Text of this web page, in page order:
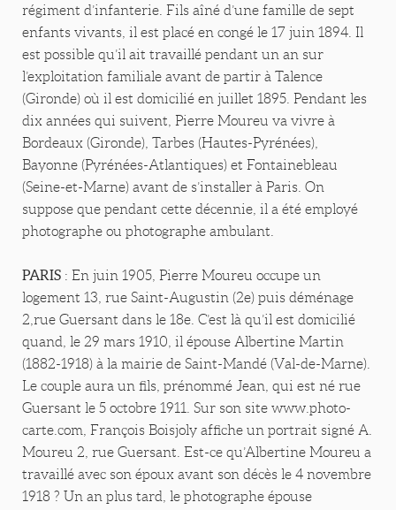
régiment d’infanterie. Fils aîné d’une famille de sept
enfants vivants, il est placé en congé le 17 juin 1894. Il
est possible qu’il ait travaillé pendant un an sur
l’exploitation familiale avant de partir à Talence
(Gironde) où il est domicilié en juillet 1895. Pendant les
dix années qui suivent, Pierre Moureu va vivre à
Bordeaux (Gironde), Tarbes (Hautes-Pyrénées),
Bayonne (Pyrénées-Atlantiques) et Fontainebleau
(Seine-et-Marne) avant de s’installer à Paris. On
suppose que pendant cette décennie, il a été employé
photographe ou photographe ambulant.
PARIS : En juin 1905, Pierre Moureu occupe un
logement 13, rue Saint-Augustin (2e) puis déménage
2,rue Guersant dans le 18e. C’est là qu’il est domicilié
quand, le 29 mars 1910, il épouse Albertine Martin
(1882-1918) à la mairie de Saint-Mandé (Val-de-Marne).
Le couple aura un fils, prénommé Jean, qui est né rue
Guersant le 5 octobre 1911. Sur son site www.photo-
carte.com, François Boisjoly affiche un portrait signé A.
Moureu 2, rue Guersant. Est-ce qu’Albertine Moureu a
travaillé avec son époux avant son décès le 4 novembre
1918 ? Un an plus tard, le photographe épouse